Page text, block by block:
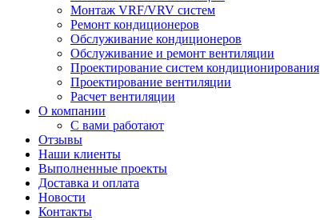
Монтаж VRF/VRV систем
Ремонт кондиционеров
Обслуживание кондиционеров
Обслуживание и ремонт вентиляции
Проектирование систем кондиционирования
Проектирование вентиляции
Расчет вентиляции
О компании
С вами работают
Отзывы
Наши клиенты
Выполненные проекты
Доставка и оплата
Новости
Контакты